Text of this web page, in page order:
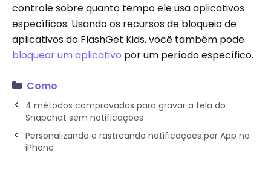
controle sobre quanto tempo ele usa aplicativos
específicos. Usando os recursos de bloqueio de
aplicativos do FlashGet Kids, você também pode
bloquear um aplicativo por um período específico.
Como
4 métodos comprovados para gravar a tela do
Snapchat sem notificações
Personalizando e rastreando notificações por App no ​​
iPhone